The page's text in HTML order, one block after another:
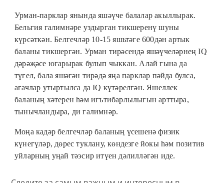
Урман-парклар янында яшәүче балалар акыллырак.
Бельгия галимнәре уздырган тикшеренү шуны
күрсәткән. Белгечләр 10-15 яшьтәге 600дән артык
баланы тикшергән. Урман тирәсендә яшәүчеләрнең IQ
дәрәҗәсе югарырак булып чыккан. Алай гына да
түгел, бала яшәгән тирәдә яңа парклар пәйда булса,
агачлар утыртылса да IQ күтәрелгән. Яшеллек
баланың хәтерен һәм игътибарлылыгын арттыра,
тынычландыра, ди галимнәр.
Моңа кадәр белгечләр баланың үсешенә физик
күнегүләр, дөрес туклану, көндезге йокы һәм позитив
уйларның уңай тәэсир итүен дәлилләгән иде.